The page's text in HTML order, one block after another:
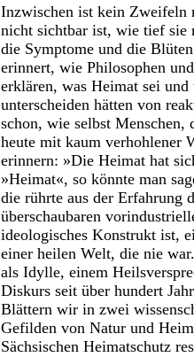
Inzwischen ist kein Zweifeln
nicht sichtbar ist, wie tief sie
die Symptome und die
erinnert, wie Philosophen
erklären, was Heimat sei
unterscheiden hätten von
schon, wie selbst
heute mit kaum verhohlener
erinnern: »Die Heimat hat
»Heimat«, so könnte man
die rührte aus der Erfahrung
überschaubaren
ideologisches Konstrukt ist,
einer heilen Welt, die nie
als Idylle, einem
Diskurs seit über hundert
Blättern wir in zwei
Gefilden von Natur und
Sächsischen Heimatschutz